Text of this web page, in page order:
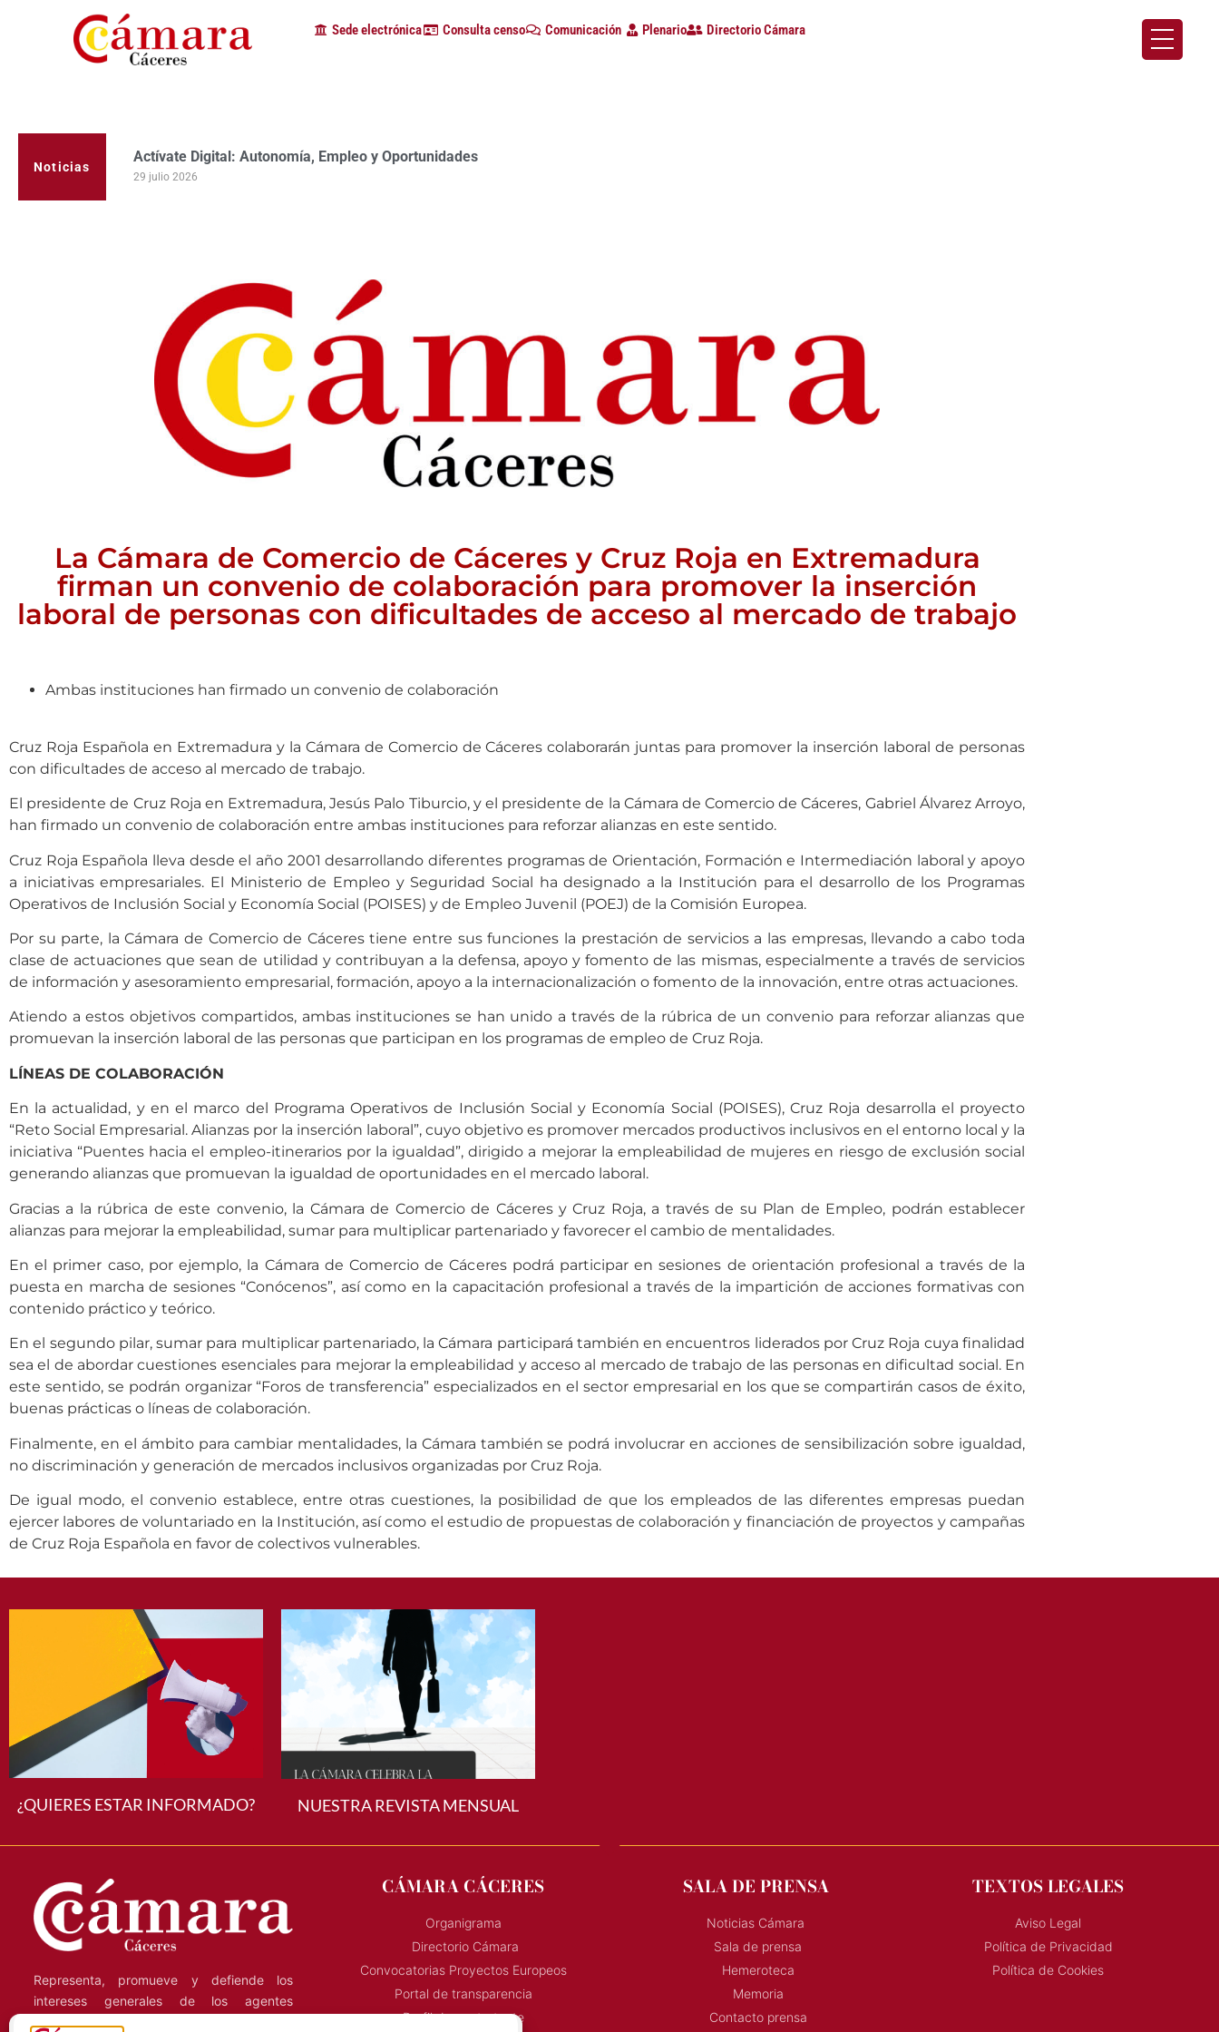
Sede electrónica Consulta censo Comunicación Plenario Directorio Cámara
Noticias
Actívate Digital: Autonomía, Empleo y Oportunidades
29 julio 2026
La Cámara de Comercio de Cáceres y Cruz Roja en Extremadura
firman un convenio de colaboración para promover la inserción
laboral de personas con dificultades de acceso al mercado de trabajo
Ambas instituciones han firmado un convenio de colaboración
Cruz Roja Española en Extremadura y la Cámara de Comercio de Cáceres colaborarán juntas para promover la inserción laboral de personas
con dificultades de acceso al mercado de trabajo.
El presidente de Cruz Roja en Extremadura, Jesús Palo Tiburcio, y el presidente de la Cámara de Comercio de Cáceres, Gabriel Álvarez Arroyo,
han firmado un convenio de colaboración entre ambas instituciones para reforzar alianzas en este sentido.
Cruz Roja Española lleva desde el año 2001 desarrollando diferentes programas de Orientación, Formación e Intermediación laboral y apoyo
a iniciativas empresariales. El Ministerio de Empleo y Seguridad Social ha designado a la Institución para el desarrollo de los Programas
Operativos de Inclusión Social y Economía Social (POISES) y de Empleo Juvenil (POEJ) de la Comisión Europea.
Por su parte, la Cámara de Comercio de Cáceres tiene entre sus funciones la prestación de servicios a las empresas, llevando a cabo toda
clase de actuaciones que sean de utilidad y contribuyan a la defensa, apoyo y fomento de las mismas, especialmente a través de servicios
de información y asesoramiento empresarial, formación, apoyo a la internacionalización o fomento de la innovación, entre otras actuaciones.
Atiendo a estos objetivos compartidos, ambas instituciones se han unido a través de la rúbrica de un convenio para reforzar alianzas que
promuevan la inserción laboral de las personas que participan en los programas de empleo de Cruz Roja.
LÍNEAS DE COLABORACIÓN
En la actualidad, y en el marco del Programa Operativos de Inclusión Social y Economía Social (POISES), Cruz Roja desarrolla el proyecto
“Reto Social Empresarial. Alianzas por la inserción laboral”, cuyo objetivo es promover mercados productivos inclusivos en el entorno local y la
iniciativa “Puentes hacia el empleo-itinerarios por la igualdad”, dirigido a mejorar la empleabilidad de mujeres en riesgo de exclusión social
generando alianzas que promuevan la igualdad de oportunidades en el mercado laboral.
Gracias a la rúbrica de este convenio, la Cámara de Comercio de Cáceres y Cruz Roja, a través de su Plan de Empleo, podrán establecer
alianzas para mejorar la empleabilidad, sumar para multiplicar partenariado y favorecer el cambio de mentalidades.
En el primer caso, por ejemplo, la Cámara de Comercio de Cáceres podrá participar en sesiones de orientación profesional a través de la
puesta en marcha de sesiones “Conócenos”, así como en la capacitación profesional a través de la impartición de acciones formativas con
contenido práctico y teórico.
En el segundo pilar, sumar para multiplicar partenariado, la Cámara participará también en encuentros liderados por Cruz Roja cuya finalidad
sea el de abordar cuestiones esenciales para mejorar la empleabilidad y acceso al mercado de trabajo de las personas en dificultad social. En
este sentido, se podrán organizar “Foros de transferencia” especializados en el sector empresarial en los que se compartirán casos de éxito,
buenas prácticas o líneas de colaboración.
Finalmente, en el ámbito para cambiar mentalidades, la Cámara también se podrá involucrar en acciones de sensibilización sobre igualdad,
no discriminación y generación de mercados inclusivos organizadas por Cruz Roja.
De igual modo, el convenio establece, entre otras cuestiones, la posibilidad de que los empleados de las diferentes empresas puedan
ejercer labores de voluntariado en la Institución, así como el estudio de propuestas de colaboración y financiación de proyectos y campañas
de Cruz Roja Española en favor de colectivos vulnerables.
¿QUIERES ESTAR INFORMADO? NUESTRA REVISTA MENSUAL
Representa, promueve y defiende los
intereses generales de los agentes
CÁMARA CÁCERES
Organigrama
Directorio Cámara
Convocatorias Proyectos Europeos
Portal de transparencia
Perfil de contratante
SALA DE PRENSA
Noticias Cámara
Sala de prensa
Hemeroteca
Memoria
Contacto prensa
TEXTOS LEGALES
Aviso Legal
Política de Privacidad
Política de Cookies